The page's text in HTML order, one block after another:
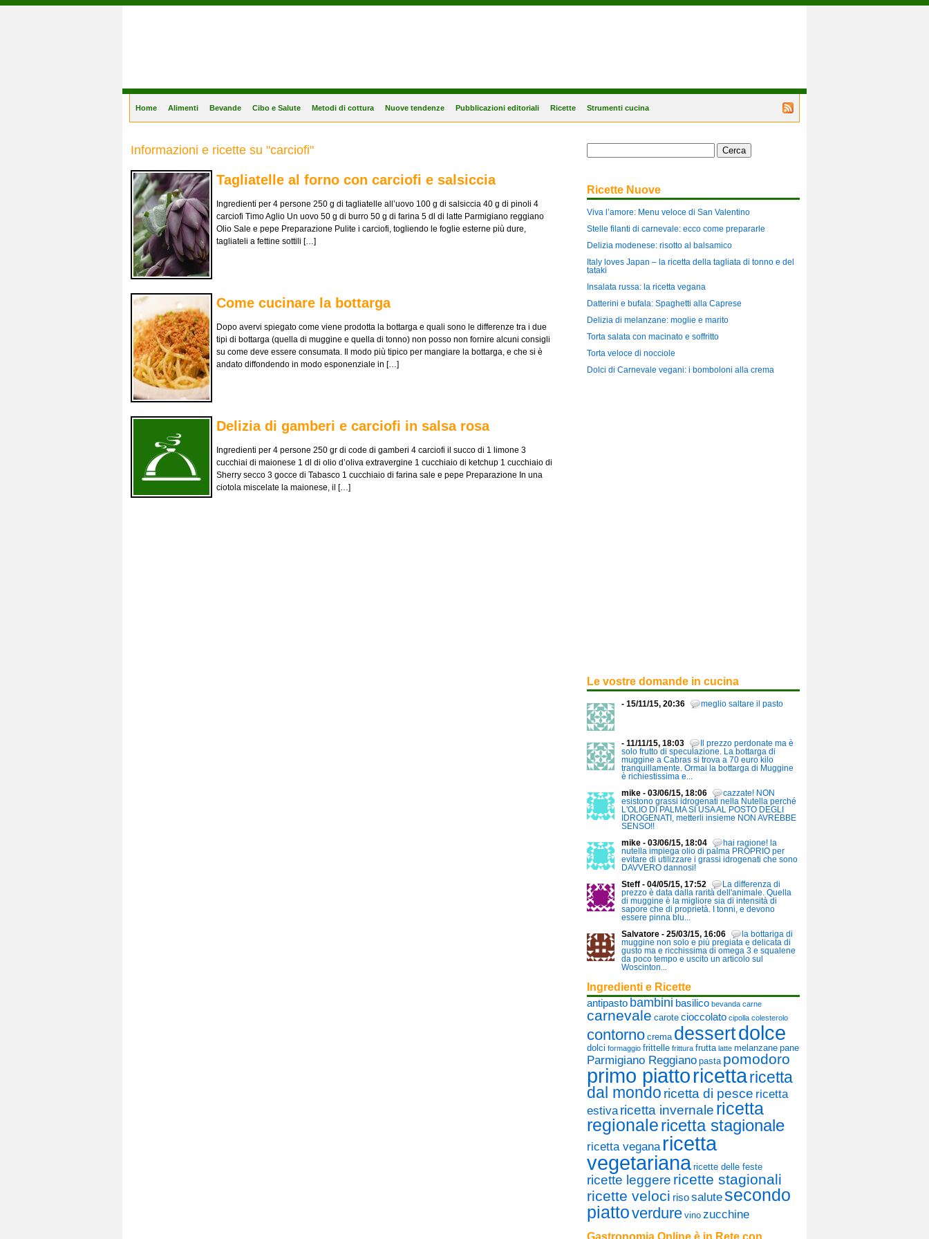
Gastronomia Online
Home Alimenti Bevande Cibo e Salute Metodi di cottura Nuove tendenze Pubblicazioni editoriali Ricette Strumenti cucina
Informazioni e ricette su "carciofi"
Tagliatelle al forno con carciofi e salsiccia
Ingredienti per 4 persone 250 g di tagliatelle all’uovo 100 g di salsiccia 40 g di pinoli 4
carciofi Timo Aglio Un uovo 50 g di burro 50 g di farina 5 dl di latte Parmigiano reggiano
Olio Sale e pepe Preparazione Pulite i carciofi, togliendo le foglie esterne più dure,
tagliateli a fettine sottili […]
Come cucinare la bottarga
Dopo avervi spiegato come viene prodotta la bottarga e quali sono le differenze tra i due
tipi di bottarga (quella di muggine e quella di tonno) non posso non fornire alcuni consigli
su come deve essere consumata. Il modo più tipico per mangiare la bottarga, e che si è
andato diffondendo in modo esponenziale in […]
Delizia di gamberi e carciofi in salsa rosa
Ingredienti per 4 persone 250 gr di code di gamberi 4 carciofi il succo di 1 limone 3
cucchiai di maionese 1 dl di olio d’oliva extravergine 1 cucchiaio di ketchup 1 cucchiaio di
Sherry secco 3 gocce di Tabasco 1 cucchiaio di farina sale e pepe Preparazione In una
ciotola miscelate la maionese, il […]
Ricette Nuove
Viva l’amore: Menu veloce di San Valentino
Stelle filanti di carnevale: ecco come prepararle
Delizia modenese: risotto al balsamico
Italy loves Japan – la ricetta della tagliata di tonno e del
tataki
Insalata russa: la ricetta vegana
Datterini e bufala: Spaghetti alla Caprese
Delizia di melanzane: moglie e marito
Torta salata con macinato e soffritto
Torta veloce di nocciole
Dolci di Carnevale vegani: i bomboloni alla crema
Le vostre domande in cucina
- 15/11/15, 20:36 meglio saltare il pasto
- 11/11/15, 18:03
Il prezzo perdonate ma è
solo frutto di speculazione. La bottarga di
muggine a Cabras si trova a 70 euro kilo
tranquillamente. Ormai la bottarga di Muggine
è richiestissima e...
mike - 03/06/15, 18:06
cazzate! NON
esistono grassi idrogenati nella Nutella perché
L'OLIO DI PALMA SI USA AL POSTO DEGLI
IDROGENATI, metterli insieme NON AVREBBE
SENSO!!
mike - 03/06/15, 18:04
hai ragione! la
nutella impiega olio di palma PROPRIO per
evitare di utilizzare i grassi idrogenati che sono
DAVVERO dannosi!
Steff - 04/05/15, 17:52
La differenza di
prezzo è data dalla rarità dell'animale. Quella
di muggine è la migliore sia di intensità di
sapore che di proprietà. I tonni, e devono
essere pinna blu...
Salvatore - 25/03/15, 16:06
la bottariga di
muggine non solo e più pregiata e delicata di
gusto ma e ricchissima di omega 3 e squalene
da poco tempo e uscito un articolo sul
Woscinton...
Ingredienti e Ricette
antipasto bambini basilico bevanda carne
carnevale carote cioccolato cipolla colesterolo
contorno crema dessertdolce
dolci formaggio frittelle frittura frutta latte melanzane pane
Parmigiano Reggiano pasta pomodoro
primo piattoricettaricetta
dal mondo ricetta di pesce ricetta
estiva ricetta invernale ricetta
regionalericetta stagionale
ricetta vegana ricetta
vegetariana ricette delle feste
ricette leggere ricette stagionali
ricette veloci risosalute secondo
piattoverdure vino zucchine
Gastronomia Online è in Rete con...